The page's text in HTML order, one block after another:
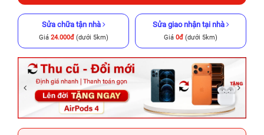
Sửa chữa tận nhà
Giá 24.000đ(dưới 5km)
Sửa giao nhận tại nhà
Giá 0đ (dưới 5km)